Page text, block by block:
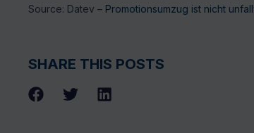
Source: Datev – Promotionsumzug ist nicht
SHARE THIS POSTS